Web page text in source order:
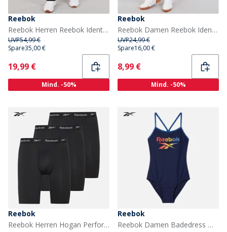
Reebok
Reebok Herren Reebok Identity Kleines Logo Cargohose Schwarz/Weiß/Vector Red
UVP54,99 €
Spare35,00 €
Current
19,99 €
Mind. -50%
Reebok
Reebok Damen Reebok Identity Kleines Logo Fitted Shorts Collegiate Green
UVP24,99 €
Spare16,00 €
Current
8,99 €
Mind. -50%
Reebok
Reebok Herren Hogan Performance Drei-Pack Lange Trunks Schwarz
Reebok
Reebok Damen Badedress Maggie Navy